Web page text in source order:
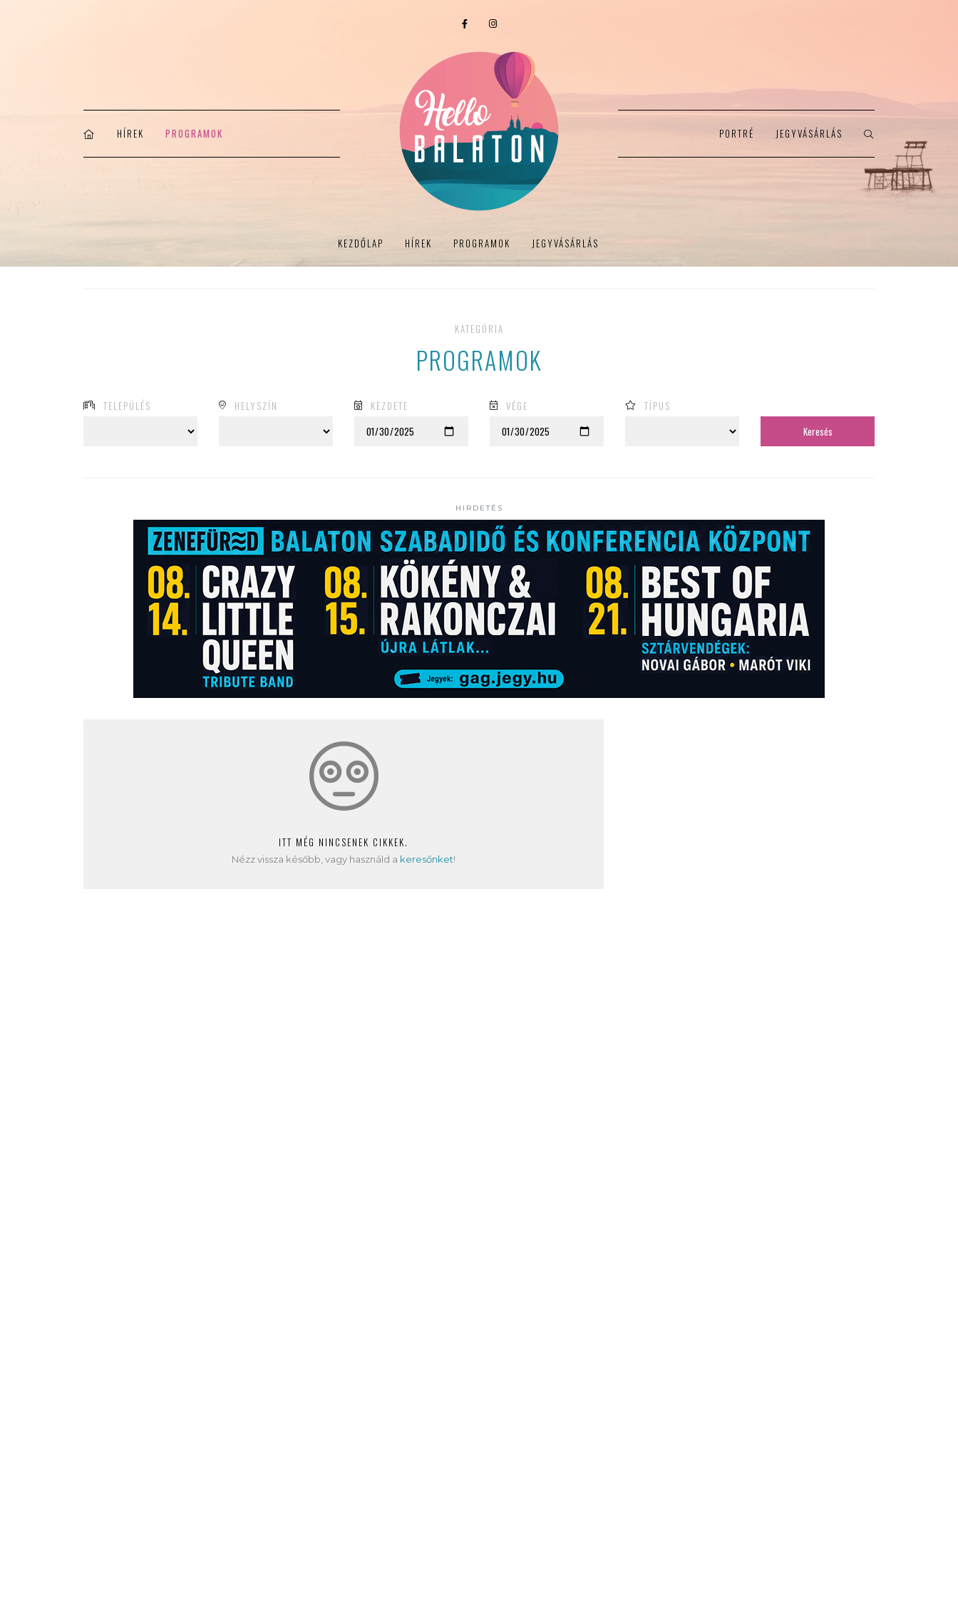
HÍREK PROGRAMOK PORTRÉ JEGYVÁSÁRLÁS
KEZDŐLAP HÍREK PROGRAMOK JEGYVÁSÁRLÁS
KATEGÓRIA
PROGRAMOK
TELEPÜLÉS HELYSZÍN KEZDETE VÉGE TÍPUS
HIRDETÉS
ITT MÉG NINCSENEK CIKKEK.
Nézz vissza később, vagy használd a keresőnket!